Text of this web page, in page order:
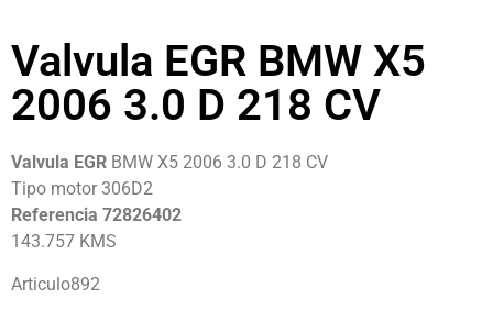
Valvula EGR BMW X5
2006 3.0 D 218 CV
Valvula EGR BMW X5 2006 3.0 D 218 CV
Tipo motor 306D2
Referencia 72826402
143.757 KMS
Articulo892